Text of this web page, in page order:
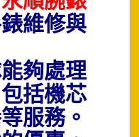
維修與
夠處理
括機芯
服務。